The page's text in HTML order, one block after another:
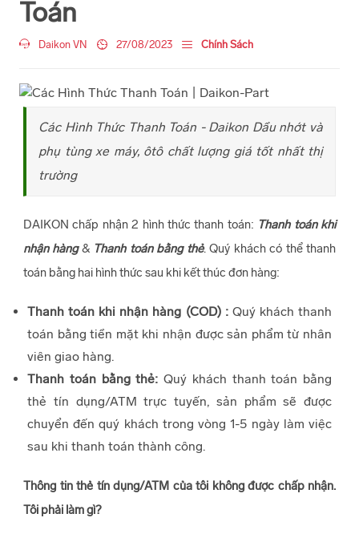
Toán
Daikon VN 27/08/2023 Chính Sách
Các Hình Thức Thanh Toán - Daikon Dầu nhớt và
phụ tùng xe máy, ôtô chất lượng giá tốt nhất thị
trường
DAIKON chấp nhận 2 hình thức thanh toán: Thanh toán khi
nhận hàng& Thanh toán bằng thẻ. Quý khách có thể thanh
toán bằng hai hình thức sau khi kết thúc đơn hàng:
Thanh toán khi nhận hàng (COD) :Quý khách thanh
toán bằng tiền mặt khi nhận được sản phẩm từ nhân
viên giao hàng.
Thanh toán bằng thẻ: Quý khách thanh toán bằng
thẻ tín dụng/ATM trực tuyến, sản phẩm sẽ được
chuyển đến quý khách trong vòng 1-5 ngày làm việc
sau khi thanh toán thành công.
Thông tin thẻ tín dụng/ATM của tôi không được chấp nhận.
Tôi phải làm gì?